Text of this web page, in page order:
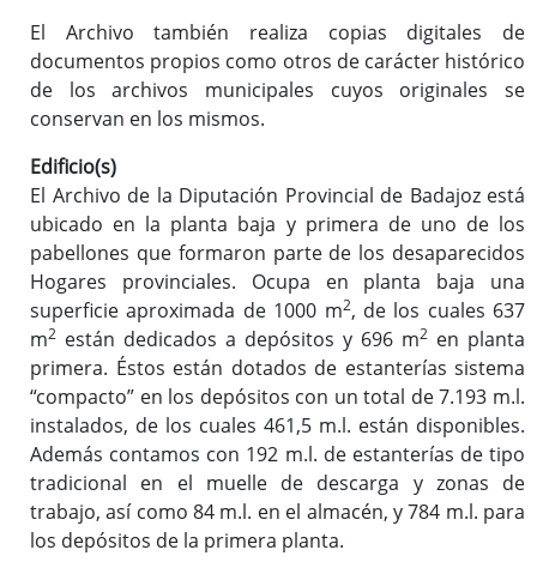
El Archivo también realiza copias digitales de
documentos propios como otros de carácter histórico
de los archivos municipales cuyos originales se
conservan en los mismos.
Edificio(s)
El Archivo de la Diputación Provincial de Badajoz está
ubicado en la planta baja y primera de uno de los
pabellones que formaron parte de los desaparecidos
Hogares provinciales. Ocupa en planta baja una
superficie aproximada de 1000 m2, de los cuales 637
m2 están dedicados a depósitos y 696 m2 en planta
primera. Éstos están dotados de estanterías sistema
“compacto” en los depósitos con un total de 7.193 m.l.
instalados, de los cuales 461,5 m.l. están disponibles.
Además contamos con 192 m.l. de estanterías de tipo
tradicional en el muelle de descarga y zonas de
trabajo, así como 84 m.l. en el almacén, y 784 m.l. para
los depósitos de la primera planta.